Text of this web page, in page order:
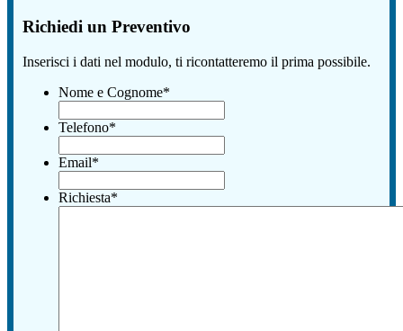
Richiedi un Preventivo
Inserisci i dati nel modulo, ti ricontatteremo il prima possibile.
Nome e Cognome*
Telefono*
Email*
Richiesta*